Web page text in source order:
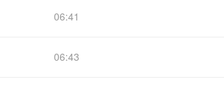
06:41
06:43